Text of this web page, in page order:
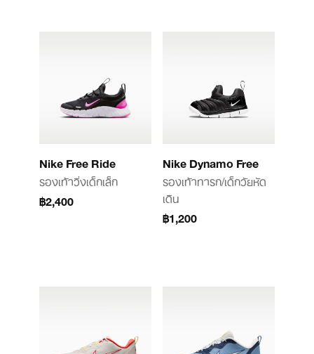
Nike Free Ride
รองเท้าวิ่งเด็กเล็ก
฿2,400
Nike Dynamo Free
รองเท้าทารก/เด็กวัยหัด
เดิน
฿1,200